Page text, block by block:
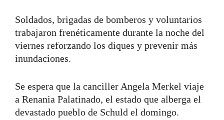
Soldados, brigadas de bomberos y voluntarios
trabajaron frenéticamente durante la noche del
viernes reforzando los diques y prevenir más
inundaciones.
Se espera que la canciller Angela Merkel viaje
a Renania Palatinado, el estado que alberga el
devastado pueblo de Schuld el domingo.